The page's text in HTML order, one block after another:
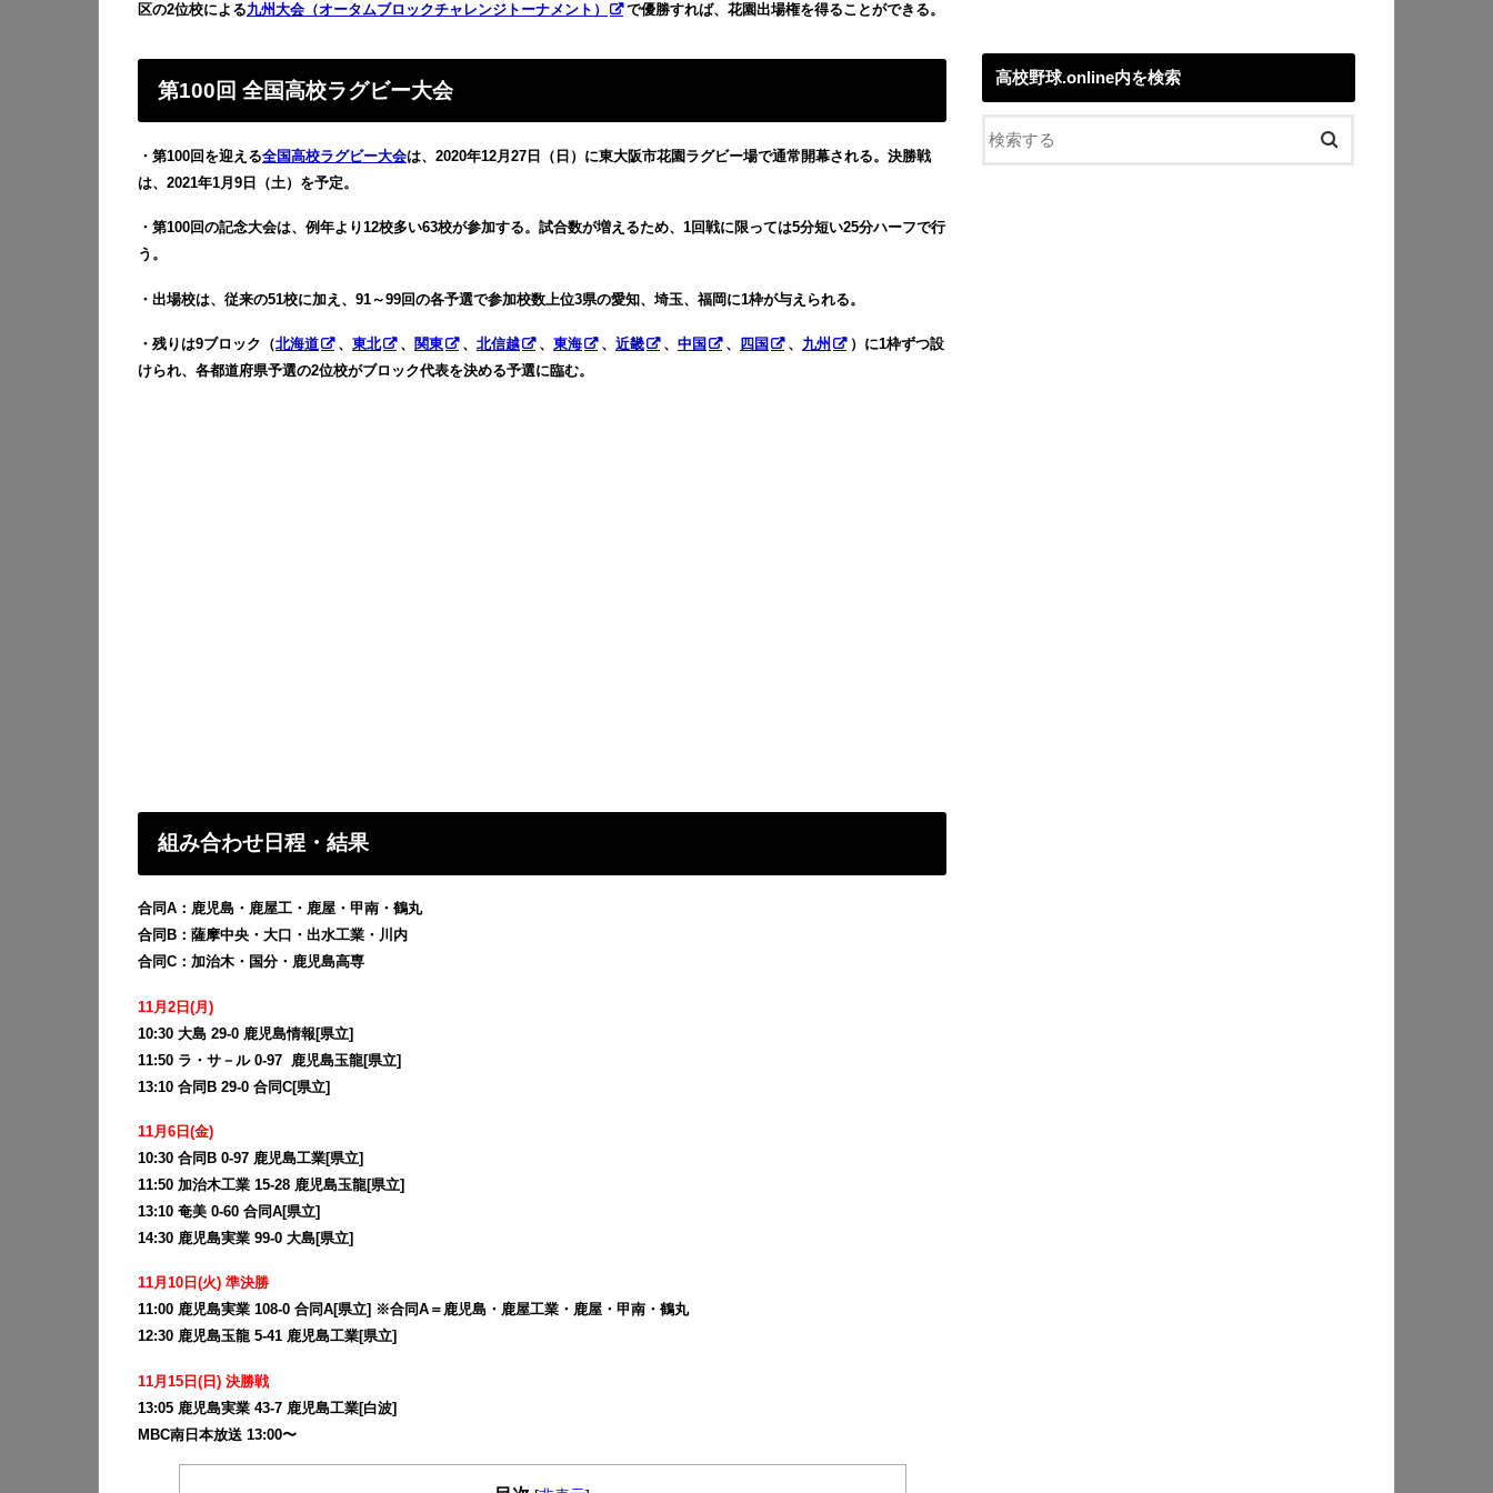
区の2位校による九州大会（オータムブロックチャレンジトーナメント） で優勝すれば、花園出場権を得ることができる。
第100回 全国高校ラグビー大会
・第100回を迎える全国高校ラグビー大会は、2020年12月27日（日）に東大阪市花園ラグビー場で通常開幕される。決勝戦
は、2021年1月9日（土）を予定。
・第100回の記念大会は、例年より12校多い63校が参加する。試合数が増えるため、1回戦に限っては5分短い25分ハーフで行
う。
・出場校は、従来の51校に加え、91～99回の各予選で参加校数上位3県の愛知、埼玉、福岡に1枠が与えられる。
・残りは9ブロック（北海道 、 東北 、 関東 、 北信越 、 東海 、 近畿 、 中国 、 四国 、 九州
）に1枠ずつ設
けられ、各都道府県予選の2位校がブロック代表を決める予選に臨む。
組み合わせ日程・結果
合同A：鹿児島・鹿屋工・鹿屋・甲南・鶴丸
合同B：薩摩中央・大口・出水工業・川内
合同C：加治木・国分・鹿児島高専
11月2日(月)
10:30 大島 29-0 鹿児島情報[県立]
11:50 ラ・サ－ル 0-97 鹿児島玉龍[県立]
13:10 合同B 29-0 合同C[県立]
11月6日(金)
10:30 合同B 0-97 鹿児島工業[県立]
11:50 加治木工業 15-28 鹿児島玉龍[県立]
13:10 奄美 0-60 合同A[県立]
14:30 鹿児島実業 99-0 大島[県立]
11月10日(火) 準決勝
11:00 鹿児島実業 108-0 合同A[県立] ※合同A＝鹿児島・鹿屋工業・鹿屋・甲南・鶴丸
12:30 鹿児島玉龍 5-41 鹿児島工業[県立]
11月15日(日) 決勝戦
13:05 鹿児島実業 43-7 鹿児島工業[白波]
MBC南日本放送 13:00〜
高校野球.online内を検索